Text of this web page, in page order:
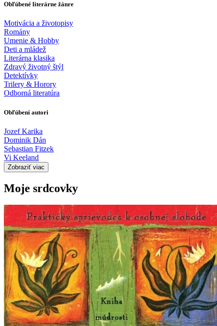
Obľúbené literárne žánre
Motivácia a životopisy
Romány
Umenie & Hobby
Deti a mládež
Literárna klasika
Zdravý životný štýl
Detektívky
Trilery & Horory
Odborná literatúra
Obľúbení autori
Jozef Karika
Dominik Dán
Sebastian Fitzek
Vi Keeland
Zobraziť viac
Moje srdcovky